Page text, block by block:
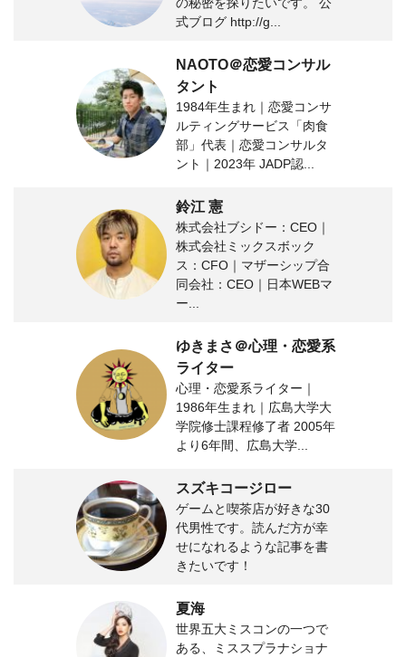
の秘密を探りたいです。 公
式ブログ http://g...
NAOTO＠恋愛コンサル
タント
1984年生まれ｜恋愛コンサ
ルティングサービス「肉食
部」代表｜恋愛コンサルタ
ント｜2023年 JADP認...
鈴江 憲
株式会社ブシドー：CEO｜
株式会社ミックスボック
ス：CFO｜マザーシップ合
同会社：CEO｜日本WEBマ
ー...
ゆきまさ＠心理・恋愛系
ライター
心理・恋愛系ライター｜
1986年生まれ｜広島大学大
学院修士課程修了者 2005年
より6年間、広島大学...
スズキコージロー
ゲームと喫茶店が好きな30
代男性です。読んだ方が幸
せになれるような記事を書
きたいです！
夏海
世界五大ミスコンの一つで
ある、ミススプラナショナ